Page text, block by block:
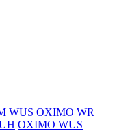
WUS OXIMO WR
OXIMO WUS